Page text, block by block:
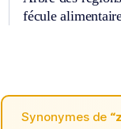
fécule
Synonymes de